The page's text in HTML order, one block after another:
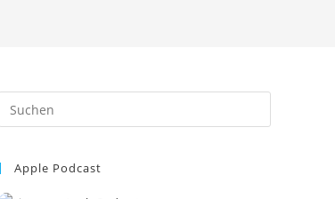
Escape
Apple Podcast